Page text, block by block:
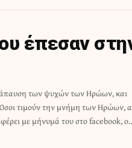
έπεσαν
με μήνυμά του στο facebook,